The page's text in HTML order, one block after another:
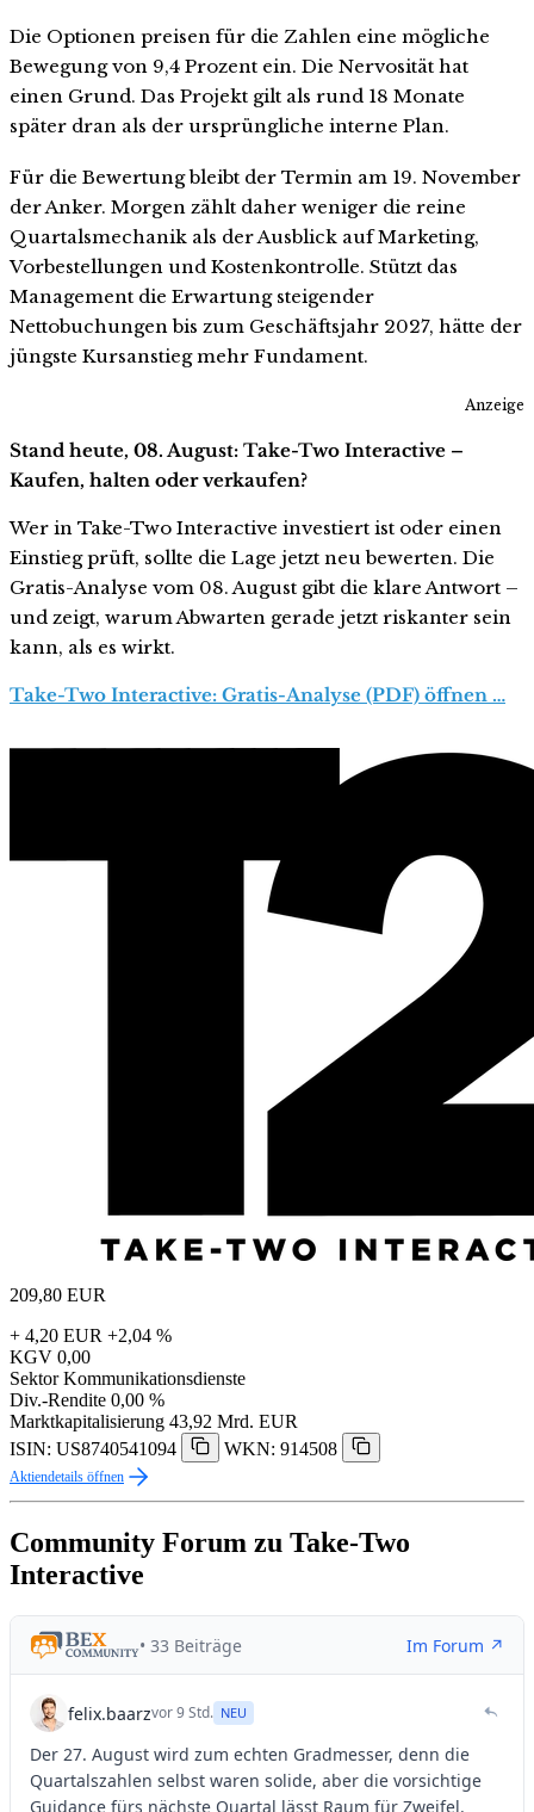
Die Optionen preisen für die Zahlen eine mögliche
Bewegung von 9,4 Prozent ein. Die Nervosität hat
einen Grund. Das Projekt gilt als rund 18 Monate
später dran als der ursprüngliche interne Plan.
Für die Bewertung bleibt der Termin am 19. November
der Anker. Morgen zählt daher weniger die reine
Quartalsmechanik als der Ausblick auf Marketing,
Vorbestellungen und Kostenkontrolle. Stützt das
Management die Erwartung steigender
Nettobuchungen bis zum Geschäftsjahr 2027, hätte der
jüngste Kursanstieg mehr Fundament.
Anzeige
Stand heute, 08. August: Take-Two Interactive –
Kaufen, halten oder verkaufen?
Wer in Take-Two Interactive investiert ist oder einen
Einstieg prüft, sollte die Lage jetzt neu bewerten. Die
Gratis-Analyse vom 08. August gibt die klare Antwort –
und zeigt, warum Abwarten gerade jetzt riskanter sein
kann, als es wirkt.
Take-Two Interactive: Gratis-Analyse (PDF) öffnen …
209,80 EUR
+ 4,20 EUR +2,04 %
KGV 0,00
Sektor Kommunikationsdienste
Div.-Rendite 0,00 %
Marktkapitalisierung 43,92 Mrd. EUR
ISIN: US8740541094
WKN: 914508
Aktiendetails öffnen
Community Forum zu Take-Two
Interactive